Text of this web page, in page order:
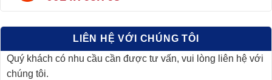
LIÊN HỆ VỚI CHÚNG TÔI
Quý khách có nhu cầu cần được tư vấn, vui lòng liên hệ với
chúng tôi.